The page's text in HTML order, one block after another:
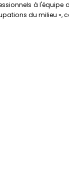
à
du milieu »,